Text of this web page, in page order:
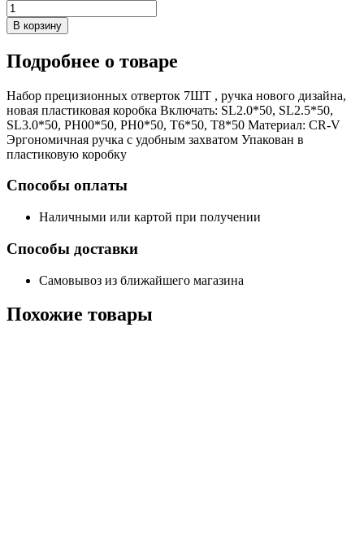
В корзину
Подробнее о товаре
Набор прецизионных отверток 7ШТ , ручка нового дизайна,
новая пластиковая коробка Включать: SL2.0*50, SL2.5*50,
SL3.0*50, PH00*50, PH0*50, T6*50, T8*50 Материал: CR-V
Эргономичная ручка с удобным захватом Упакован в
пластиковую коробку
Способы оплаты
Наличными или картой при получении
Способы доставки
Самовывоз из ближайшего магазина
Похожие товары